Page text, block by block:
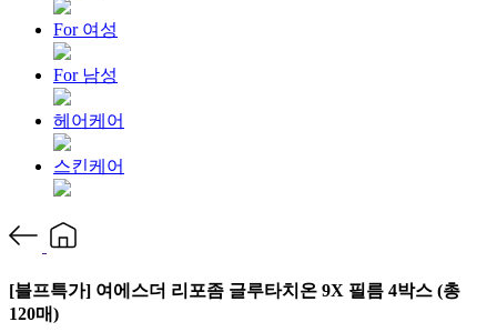
For 여성
For 남성
헤어케어
스킨케어
[블프특가] 여에스더 리포좀 글루타치온 9X 필름 4박스 (총
120매)